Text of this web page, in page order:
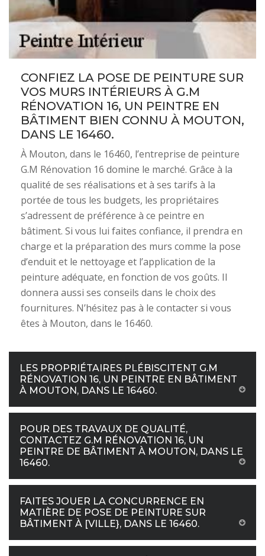
CONFIEZ LA POSE DE PEINTURE SUR
VOS MURS INTÉRIEURS À G.M
RÉNOVATION 16, UN PEINTRE EN
BÂTIMENT BIEN CONNU À MOUTON,
DANS LE 16460.
À Mouton, dans le 16460, l’entreprise de peinture
G.M Rénovation 16 domine le marché. Grâce à la
qualité de ses réalisations et à ses tarifs à la
portée de tous les budgets, les propriétaires
s’adressent de préférence à ce peintre en
bâtiment. Si vous lui faites confiance, il prendra en
charge et la préparation des murs comme la pose
d’enduit et le nettoyage et l’application de la
peinture adéquate, en fonction de vos goûts. Il
donnera aussi ses conseils dans le choix des
fournitures. N’hésitez pas à le contacter si vous
êtes à Mouton, dans le 16460.
LES PROPRIÉTAIRES PLÉBISCITENT G.M
RÉNOVATION 16, UN PEINTRE EN BÂTIMENT
À MOUTON, DANS LE 16460.
POUR DES TRAVAUX DE QUALITÉ,
CONTACTEZ G.M RÉNOVATION 16, UN
PEINTRE DE BÂTIMENT À MOUTON, DANS LE
16460.
FAITES JOUER LA CONCURRENCE EN
MATIÈRE DE POSE DE PEINTURE SUR
BÂTIMENT À [VILLE}, DANS LE 16460.